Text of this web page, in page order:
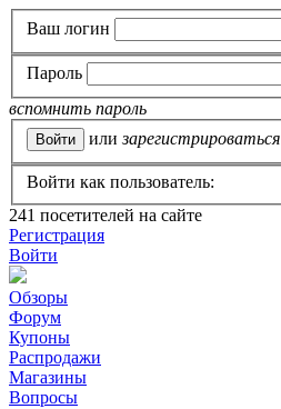
Ваш логин
Пароль
вспомнить пароль
или зарегистрироваться
Войти как пользователь:
241 посетителей на сайте
Регистрация
Войти
Обзоры
Форум
Купоны
Распродажи
Магазины
Вопросы